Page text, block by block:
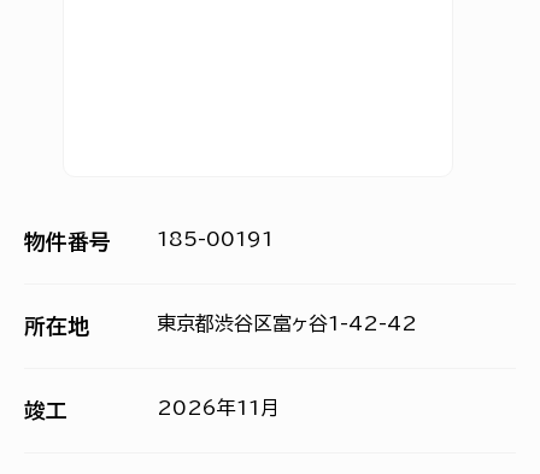
物件番号 185-00191
所在地 東京都渋谷区富ヶ谷1-42-42
竣工 2026年11月